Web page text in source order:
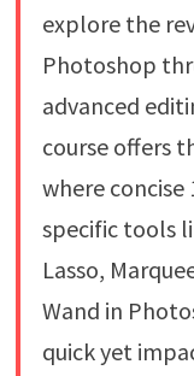
explore the
Photoshop
advanced
course offers
where
specific tools
Lasso,
Wand in
quick yet